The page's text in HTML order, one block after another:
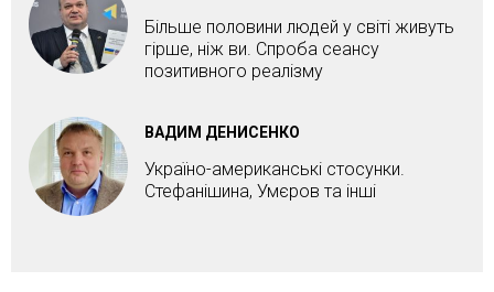
Більше половини людей у світі живуть
гірше, ніж ви. Спроба сеансу
позитивного реалізму
ВАДИМ ДЕНИСЕНКО
Україно-американські стосунки.
Стефанішина, Умєров та інші